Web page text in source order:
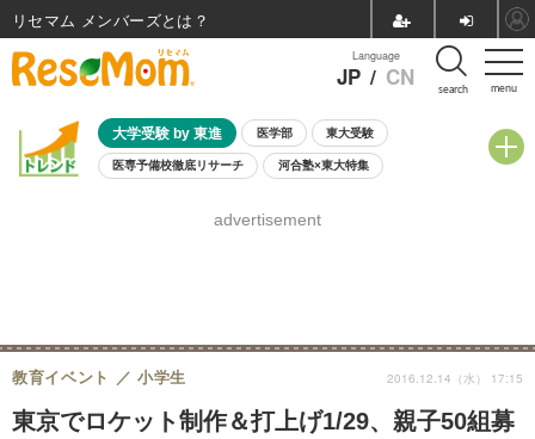
menu
Language
JP / CN search
大学受験 by 東進 医学部 東大受験
医専予備校徹底リサーチ 河合塾×東大特集
8月開催学校説明会・相談会
advertisement
東京でロケット制作＆打上げ1/29、親子50組募
教育イベント 小学生 2016.12.14（水） 17:15
リセマム メンバーズ